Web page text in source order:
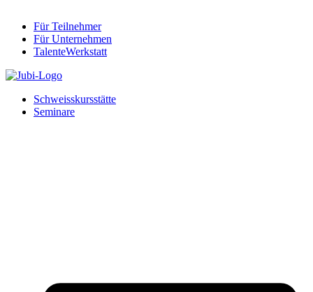
Für Teilnehmer
Für Unternehmen
TalenteWerkstatt
Schweisskursstätte
Seminare